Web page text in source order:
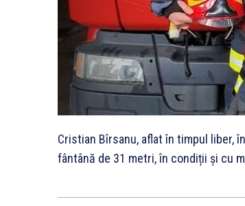
Cristian Bîrsanu, aflat în timpul liber,
fântână de 31 metri, în condiții și cu